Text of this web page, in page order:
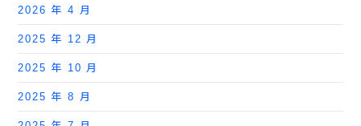
2026 年 4 月
2025 年 12 月
2025 年 10 月
2025 年 8 月